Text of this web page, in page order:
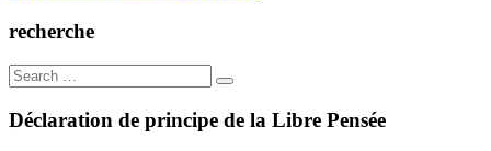
recherche
Search
for:
Déclaration de principe de la Libre Pensée